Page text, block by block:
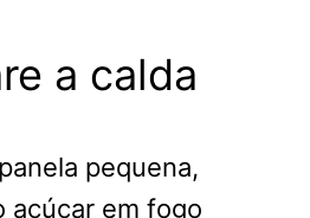
a calda
pequena,
açúcar em fogo